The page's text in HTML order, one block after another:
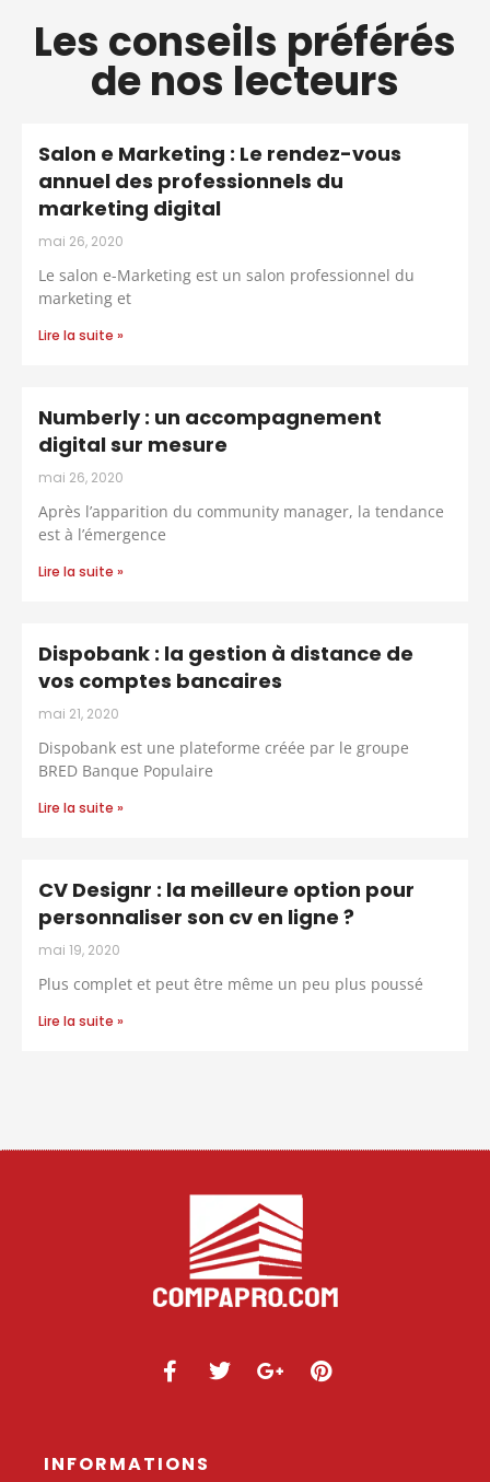
Les conseils préférés
de nos lecteurs
Salon e Marketing : Le rendez-vous
annuel des professionnels du
marketing digital
mai 26, 2020
Le salon e-Marketing est un salon professionnel du
marketing et
Lire la suite »
Numberly : un accompagnement
digital sur mesure
mai 26, 2020
Après l’apparition du community manager, la tendance
est à l’émergence
Lire la suite »
Dispobank : la gestion à distance de
vos comptes bancaires
mai 21, 2020
Dispobank est une plateforme créée par le groupe
BRED Banque Populaire
Lire la suite »
CV Designr : la meilleure option pour
personnaliser son cv en ligne ?
mai 19, 2020
Plus complet et peut être même un peu plus poussé
Lire la suite »
INFORMATIONS